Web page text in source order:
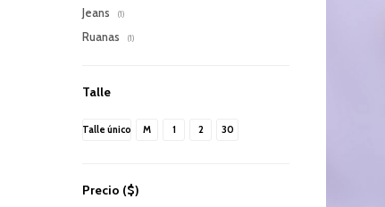
Jeans (1)
Ruanas (1)
Talle
Talle único M 1 2 30
Precio ($)